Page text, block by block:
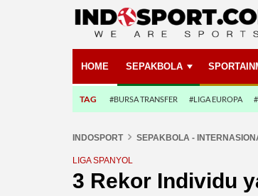
HOME SEPAKBOLA
TAG #BURSA TRANSFER #LIGA EUROPA
INDOSPORT SEPAKBOLA -
LIGA SPANYOL
3 Rekor Individu